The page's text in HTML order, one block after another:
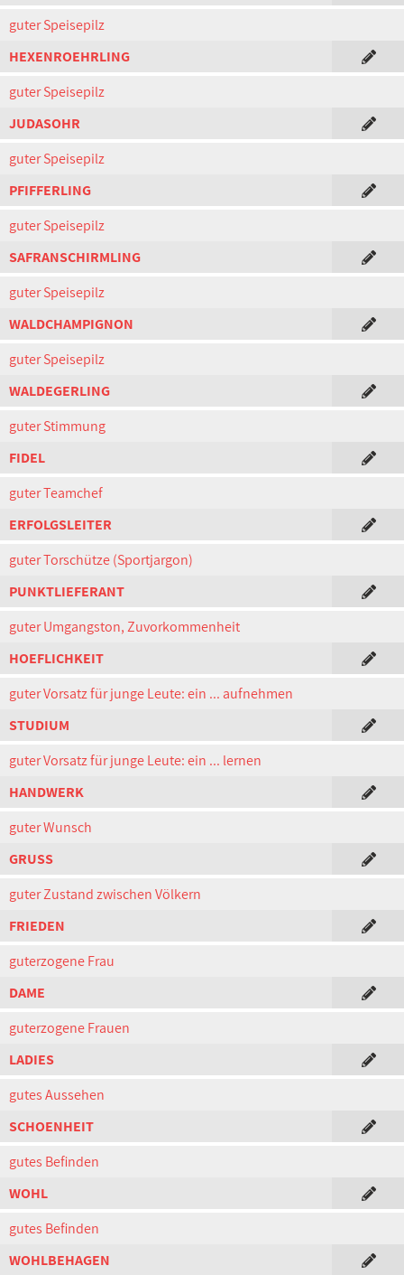
guter Speisepilz
HEXENROEHRLING
guter Speisepilz
JUDASOHR
guter Speisepilz
PFIFFERLING
guter Speisepilz
SAFRANSCHIRMLING
guter Speisepilz
WALDCHAMPIGNON
guter Speisepilz
WALDEGERLING
guter Stimmung
FIDEL
guter Teamchef
ERFOLGSLEITER
guter Torschütze (Sportjargon)
PUNKTLIEFERANT
guter Umgangston, Zuvorkommenheit
HOEFLICHKEIT
guter Vorsatz für junge Leute: ein ... aufnehmen
STUDIUM
guter Vorsatz für junge Leute: ein ... lernen
HANDWERK
guter Wunsch
GRUSS
guter Zustand zwischen Völkern
FRIEDEN
guterzogene Frau
DAME
guterzogene Frauen
LADIES
gutes Aussehen
SCHOENHEIT
gutes Befinden
WOHL
gutes Befinden
WOHLBEHAGEN